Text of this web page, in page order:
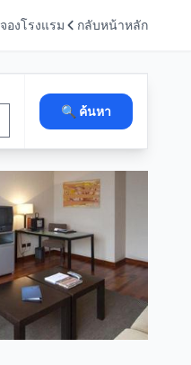
จองโรงแรม กลับหน้าหลัก
🔍 ค้นหา